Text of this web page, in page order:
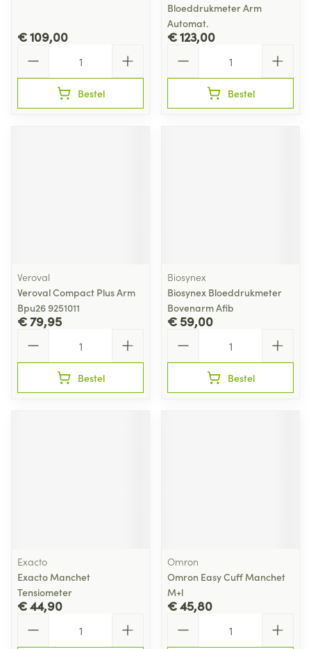
€ 109,00
Bestel
Bloeddrukmeter Arm
Automat.
€ 123,00
Bestel
Veroval
Veroval Compact Plus Arm
Bpu26 9251011
€ 79,95
Bestel
Biosynex
Biosynex Bloeddrukmeter
Bovenarm Afib
€ 59,00
Bestel
Exacto
Exacto Manchet
Tensiometer
€ 44,90
Omron
Omron Easy Cuff Manchet
M+l
€ 45,80